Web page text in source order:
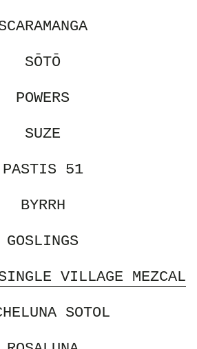
SŌTŌ
POWERS
SUZE
PASTIS 51
BYRRH
GOSLINGS
VILLAGE MEZCAL
SOTOL